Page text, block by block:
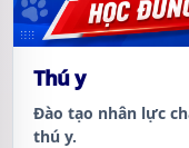
Thú y
Đào tạo nhân lực
thú y.